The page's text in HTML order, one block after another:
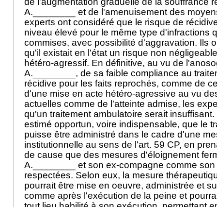
A.________ et de l'amenuisement des
experts ont considéré que le risque de
niveau élevé pour le même type d'infractions
commises, avec possibilité d'aggravation. Ils
qu'il existait en l'état un risque non
hétéro-agressif. En définitive, au vu de
A.________, de sa faible compliance au
récidive pour les faits reprochés, comme de
d'une mise en acte hétéro-agressive au vu
actuelles comme de l'atteinte admise, les
qu'un traitement ambulatoire serait
estimé opportun, voire indispensable, que le
puisse être administré dans le cadre d'une
institutionnelle au sens de l'art. 59 CP, en
de cause que des mesures d'éloignement
A.________ et son ex-compagne comme
respectées. Selon eux, la mesure
pourrait être mise en oeuvre, administrée et
comme après l'exécution de la peine et